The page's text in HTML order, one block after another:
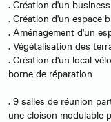
. Création d'un
. Création d'un espace
. Aménagement d'un
. Végétalisation des
. Création d'un local
borne de réparation
. 9 salles de réunion
une cloison modulable